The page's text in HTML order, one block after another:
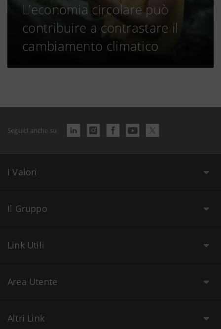
L’economia circolare può
contribuire a contrastare il
cambiamento climatico
Seguici anche su
I Valori
Il Gruppo
Link Utili
Area Utente
Altri Link